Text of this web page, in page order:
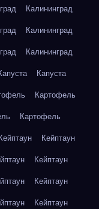
Калининград
Калининград
Калининград
Капуста
Картофель
Картофель
Кейптаун
Кейптаун
Кейптаун
Кейптаун